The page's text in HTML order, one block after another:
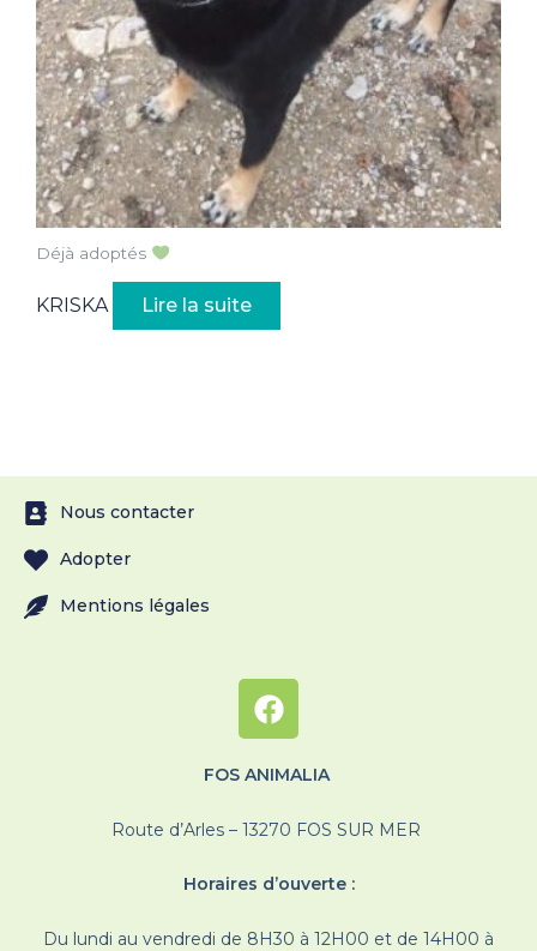
Déjà adoptés
KRISKA Lire la suite
Nous contacter
Adopter
Mentions légales
FOS ANIMALIA
Route d’Arles – 13270 FOS SUR MER
Horaires d’ouverte :
Du lundi au vendredi de 8H30 à 12H00 et de 14H00 à